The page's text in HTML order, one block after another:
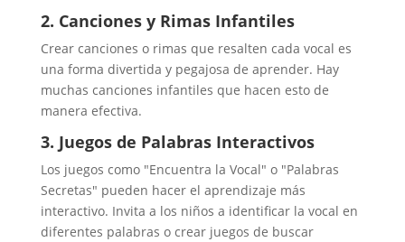
2. Canciones y Rimas Infantiles
Crear canciones o rimas que resalten cada vocal es
una forma divertida y pegajosa de aprender. Hay
muchas canciones infantiles que hacen esto de
manera efectiva.
3. Juegos de Palabras Interactivos
Los juegos como "Encuentra la Vocal" o "Palabras
Secretas" pueden hacer el aprendizaje más
interactivo. Invita a los niños a identificar la vocal en
diferentes palabras o crear juegos de buscar